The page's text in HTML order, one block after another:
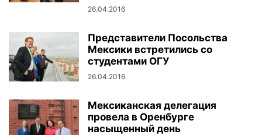
26.04.2016
Представители Посольства
Мексики встретились со
студентами ОГУ
26.04.2016
Мексиканская делегация
провела в Оренбурге
насыщенный день